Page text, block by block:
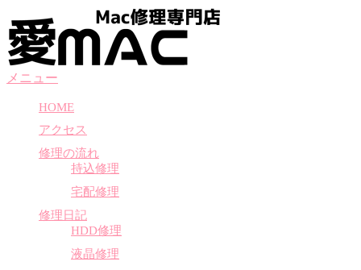
ン
テ
ン
ツ
メニュー
HOME
アクセス
修理の流れ
持込修理
宅配修理
修理日記
HDD修理
液晶修理